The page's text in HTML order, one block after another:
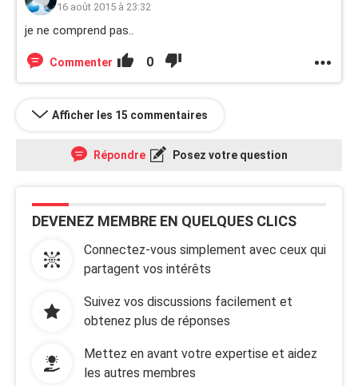
16 août 2015 à 23:32
je ne comprend pas..
Commenter 0
Afficher les 15 commentaires
Répondre Posez votre question
DEVENEZ MEMBRE EN QUELQUES CLICS
Connectez-vous simplement avec ceux qui
partagent vos intérêts
Suivez vos discussions facilement et
obtenez plus de réponses
Mettez en avant votre expertise et aidez
les autres membres